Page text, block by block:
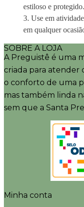
estiloso e protegido.
Use em
em qualquer
SOBRE A LOJA
A Preguistê é uma
criada para atender
o conforto de uma
mas também linda
sem que a Santa
Minha conta